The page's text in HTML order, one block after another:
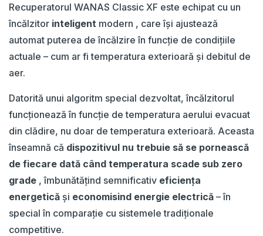
Recuperatorul WANAS Classic XF este echipat cu un
încălzitor inteligent modern , care își ajustează
automat puterea de încălzire în funcție de condițiile
actuale – cum ar fi temperatura exterioară și debitul de
aer.
Datorită unui algoritm special dezvoltat, încălzitorul
funcționează în funcție de temperatura aerului evacuat
din clădire, nu doar de temperatura exterioară. Aceasta
înseamnă că dispozitivul nu trebuie să se pornească
de fiecare dată când temperatura scade sub zero
grade , îmbunătățind semnificativ eficiența
energetică și economisind energie electrică – în
special în comparație cu sistemele tradiționale
competitive.